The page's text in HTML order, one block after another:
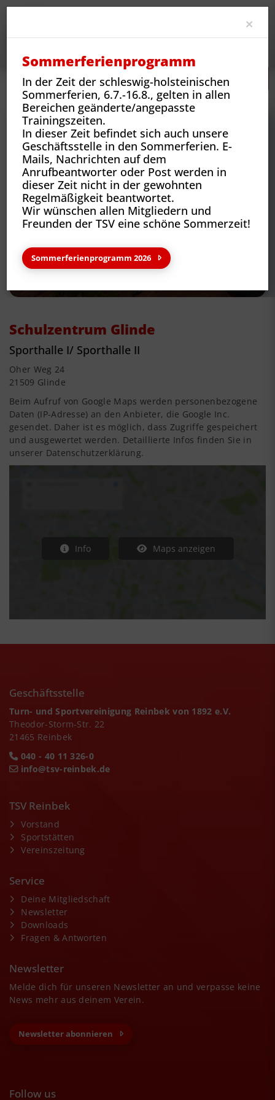
TSV Reinbek Sportstätten Schulzentrum Glinde
TSV Reinbek
Schulzentrum Glinde
Sporthalle I/ Sporthalle II
Oher Weg 24
21509 Glinde
Beim Aufruf von Google Maps werden personenbezogene
Daten (IP-Adresse) an den Anbieter, die Google Inc.
gesendet. Daher ist es möglich, dass Zugriffe gespeichert
und ausgewertet werden. Detaillierte Infos finden Sie in
unserer Datenschutzerklärung.
Info Maps anzeigen
Geschäftsstelle
Turn- und Sportvereinigung Reinbek von 1892 e.V.
Theodor-Storm-Str. 22
21465 Reinbek
040 - 40 11 326-0
info@tsv-reinbek.de
TSV Reinbek
Vorstand
Sportstätten
Vereinszeitung
Service
Deine Mitgliedschaft
Newsletter
Downloads
Fragen & Antworten
Newsletter
Melde dich für unseren Newsletter an und verpasse keine
News mehr aus deinem Verein.
Newsletter abonnieren
Follow us
×
Sommerferienprogramm
In der Zeit der schleswig-holsteinischen
Sommerferien, 6.7.-16.8., gelten in allen
Bereichen geänderte/angepasste
Trainingszeiten.
In dieser Zeit befindet sich auch unsere
Geschäftsstelle in den Sommerferien. E-
Mails, Nachrichten auf dem
Anrufbeantworter oder Post werden in
dieser Zeit nicht in der gewohnten
Regelmäßigkeit beantwortet.
Wir wünschen allen Mitgliedern und
Freunden der TSV eine schöne Sommerzeit!
Sommerferienprogramm 2026